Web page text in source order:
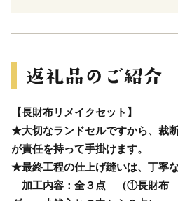
【長財布リメイクセット】
★大切なランドセルですから、裁
が責任を持って手掛けます。
★最終工程の仕上げ縫いは、丁寧
加工内容：全３点 （①長財布